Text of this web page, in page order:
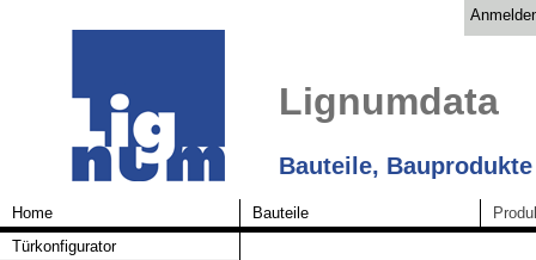
Lignumdata
Bauteile,
Home Bauteile
Türkonfigurator